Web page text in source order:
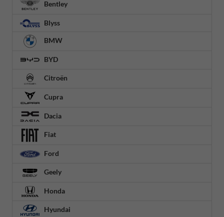
Bentley
Blyss
BMW
BYD
Citroën
Cupra
Dacia
Fiat
Ford
Geely
Honda
Hyundai